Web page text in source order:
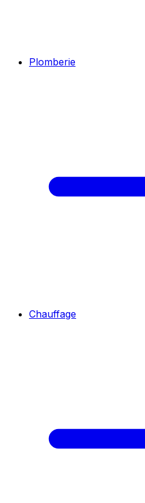
Plomberie
Chauffage